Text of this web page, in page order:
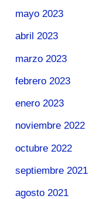
mayo 2023
abril 2023
marzo 2023
febrero 2023
enero 2023
noviembre 2022
octubre 2022
septiembre 2021
agosto 2021